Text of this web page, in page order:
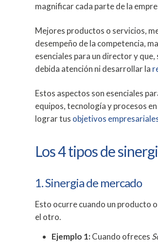
magnificar cada parte de la
Mejores productos o servicios,
desempeño de la competencia,
esenciales para un director y
debida atención ni desarrollar la
Estos aspectos son esenciales
equipos, tecnología y procesos
lograr tus objetivos
Los 4 tipos de
1. Sinergia de mercado
Esto ocurre cuando un producto
el otro.
Ejemplo 1:Cuando ofreces